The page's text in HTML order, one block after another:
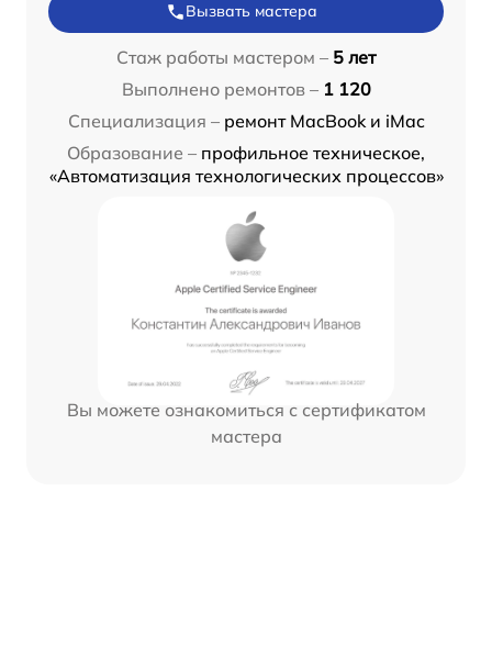
Вызвать мастера
Стаж работы мастером – 5 лет
Выполнено ремонтов – 1 120
Специализация – ремонт MacBook и iMac
Образование – профильное техническое,
«Автоматизация технологических процессов»
Вы можете ознакомиться с сертификатом
мастера